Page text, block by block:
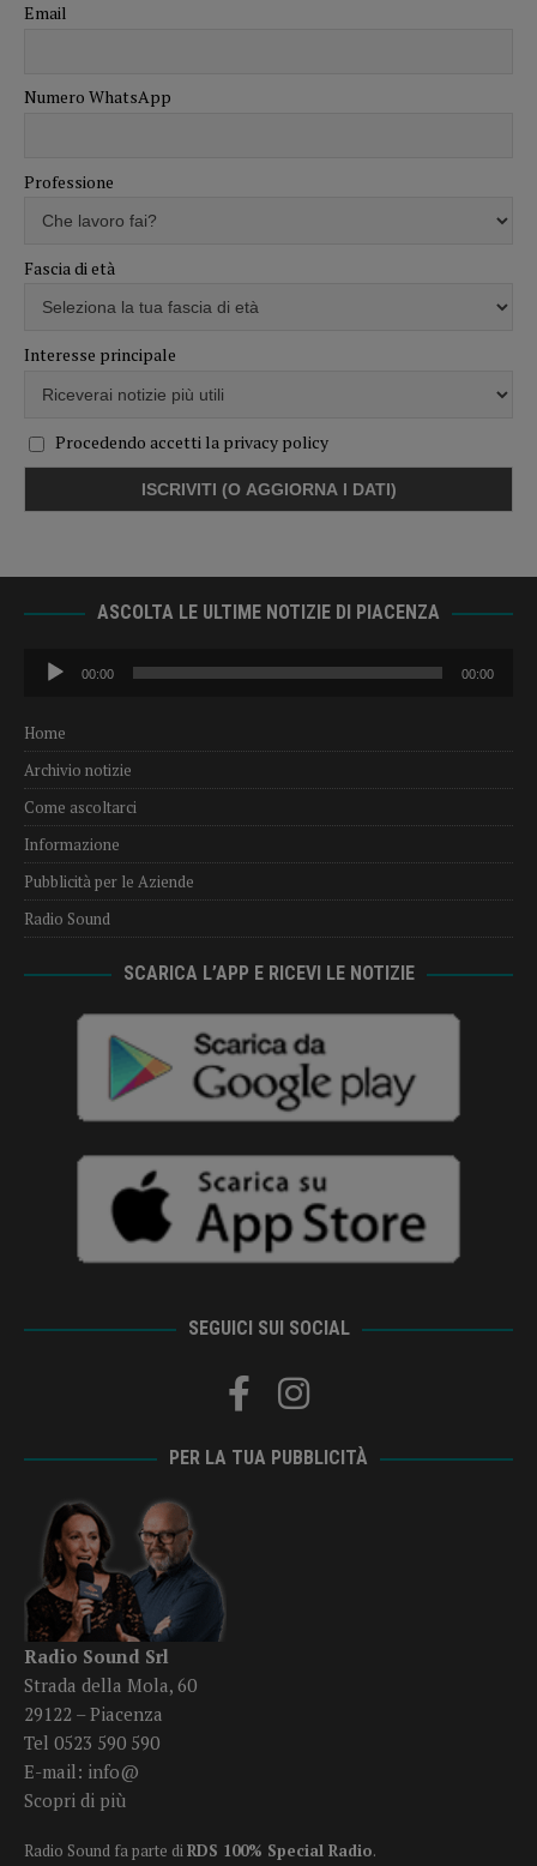
Email
Numero WhatsApp
Professione
Fascia di età
Interesse principale
Procedendo accetti la privacy policy
ASCOLTA LE ULTIME NOTIZIE DI PIACENZA
Audio
Player
00:00 00:00
Home
Archivio notizie
Come ascoltarci
Informazione
Pubblicità per le Aziende
Radio Sound
SCARICA L’APP E RICEVI LE NOTIZIE
SEGUICI SUI SOCIAL
PER LA TUA PUBBLICITÀ
Radio Sound Srl
Strada della Mola, 60
29122 – Piacenza
Tel 0523 590 590
E-mail: info@
Scopri di più
Radio Sound fa parte diRDS 100% Special Radio.